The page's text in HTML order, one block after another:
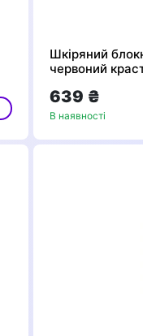
Шкіряний
червоний
639 ₴
В наявності